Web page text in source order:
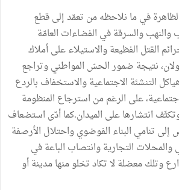
في ما نلاحظه من تعمّد إلى قطع
والنهب والسرقة في الفضاءات العامّة
القتل الفظيعة والاستيلاء على أملاك
نتيجة ضمور الحسّ المواطني وتراجع
التنشئة الاجتماعية والاستخفاف بالردع
على الرغم من استرجاع المنظومة
انتشارها على الميدان.كما أدّى استضعاف
إلى تنامي البناء الفوضوي واحتلال الأرصفة
التجارية وانتصاب الباعة في
وتلك معضلة لا تكاد تخلو منها مدينة أو